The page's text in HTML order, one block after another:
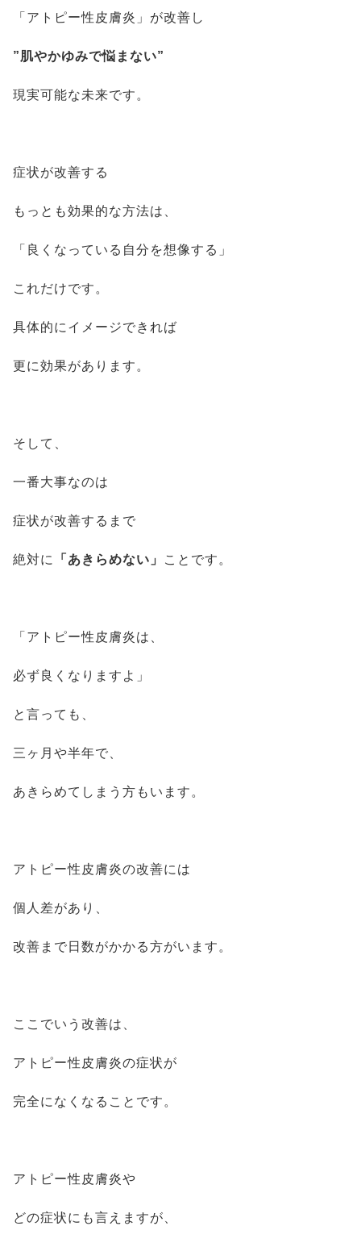
「アトピー性皮膚炎」が改善し
”肌やかゆみで悩まない”
現実可能な未来です。
症状が改善する
もっとも効果的な方法は、
「良くなっている自分を想像する」
これだけです。
具体的にイメージできれば
更に効果があります。
そして、
一番大事なのは
症状が改善するまで
絶対に 「あきらめない」 ことです。
「アトピー性皮膚炎は、
必ず良くなりますよ」
と言っても、
三ヶ月や半年で、
あきらめてしまう方もいます。
アトピー性皮膚炎の改善には
個人差があり、
改善まで日数がかかる方がいます。
ここでいう改善は、
アトピー性皮膚炎の症状が
完全になくなることです。
アトピー性皮膚炎や
どの症状にも言えますが、